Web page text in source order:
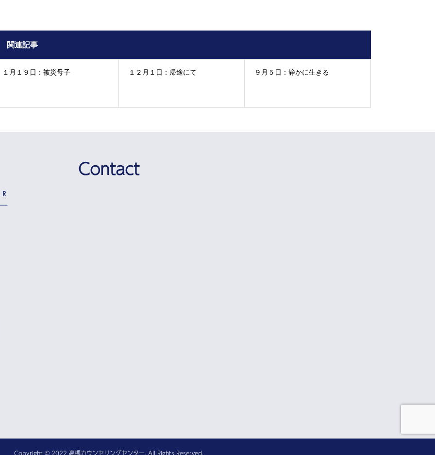
関連記事
１月１９日：被災母子 １２月１日：帰途にて ９月５日：静かに生きる
Contact
Copyright © 2022 高槻カウンセリングセンター. All Rights Reserved.